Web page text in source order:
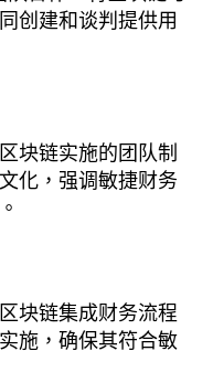
创建和谈判提供用
块链实施的团队制
化，强调敏捷财务
块链集成财务流程
施，确保其符合敏